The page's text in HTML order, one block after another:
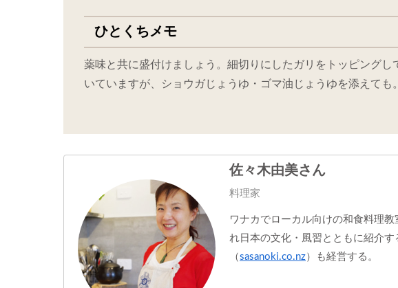
ひとくちメモ
薬味と共に盛付けましょう。細切りにしたガリをトッピング
いていますが、ショウガじょうゆ・ゴマ油じょうゆを添えても。
佐々木由美さん
料理家
ワナカでローカル向けの和食料理
れ日本の文化・風習とともに紹介
（sasanoki.co.nz）も経営する。